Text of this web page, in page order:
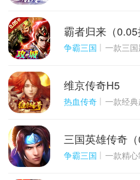
千百度h5
游戏
霸者归来（
争霸三国 一款三国题材放
千百度h5
游戏
维京传奇H5
热血传奇 一款经
千百度h5
游戏
三国英雄传奇
争霸三国 一款精心制作的